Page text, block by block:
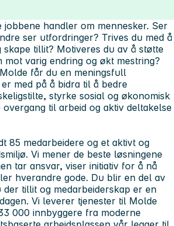
jobbene handler om mennesker. Ser
ser utfordringer? Trives du med å
skape tillit? Motiveres du av å støtte
mot varig endring og økt mestring?
får du en meningsfull
med på å bidra til å bedre
styrke sosial og økonomisk
til arbeid og aktiv deltakelse
85 medarbeidere og et aktivt og
Vi mener de beste løsningene
tar ansvar, viser initiativ for å nå
hverandre gode. Du blir en del av
der tillit og medarbeiderskap er en
Vi leverer tjenester til Molde
000 innbyggere fra moderne